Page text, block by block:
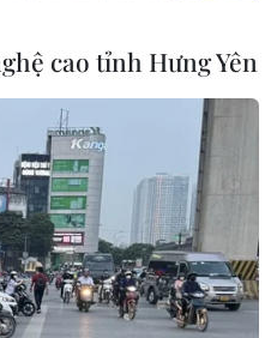
cao tỉnh Hưng Yên